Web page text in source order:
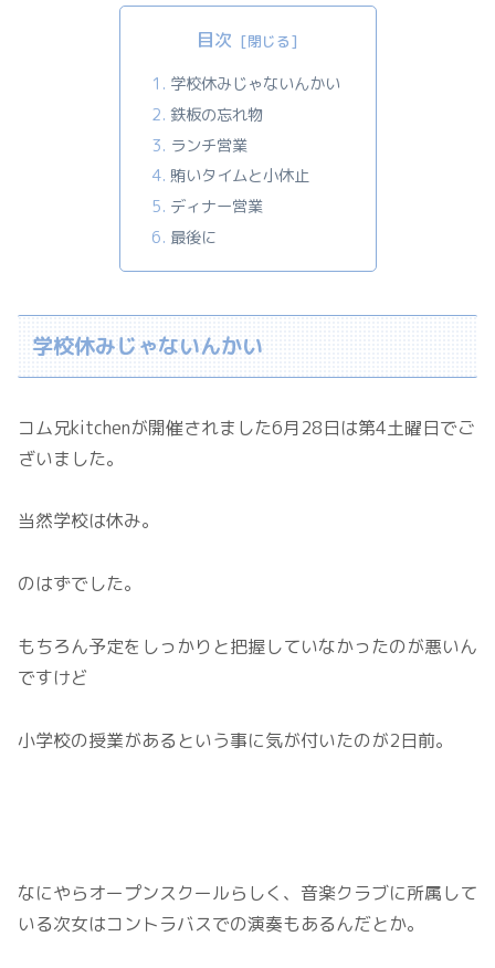
目次
学校休みじゃないんかい
鉄板の忘れ物
ランチ営業
賄いタイムと小休止
ディナー営業
最後に
学校休みじゃないんかい
コム兄kitchenが開催されました6月28日は第4土曜日でご
ざいました。
当然学校は休み。
のはずでした。
もちろん予定をしっかりと把握していなかったのが悪いん
ですけど
小学校の授業があるという事に気が付いたのが2日前。
なにやらオープンスクールらしく、音楽クラブに所属して
いる次女はコントラバスでの演奏もあるんだとか。